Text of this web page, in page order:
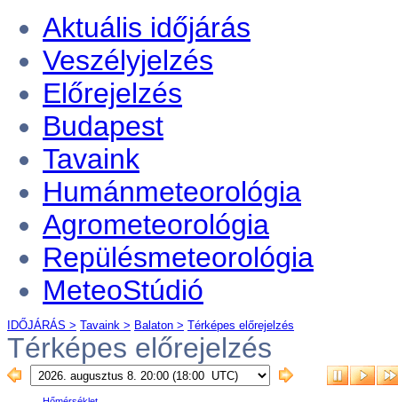
Aktuális időjárás
Veszélyjelzés
Előrejelzés
Budapest
Tavaink
Humánmeteorológia
Agrometeorológia
Repülésmeteorológia
MeteoStúdió
IDŐJÁRÁS > Tavaink > Balaton > Térképes előrejelzés
Térképes előrejelzés